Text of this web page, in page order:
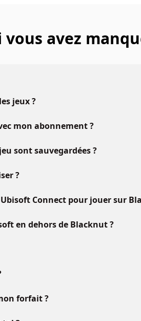
vous avez
jeux ?
mon abonnement ?
sont sauvegardées ?
?
Connect pour jouer sur
en dehors de Blacknut ?
forfait ?